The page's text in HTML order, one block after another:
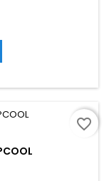
favorite_border